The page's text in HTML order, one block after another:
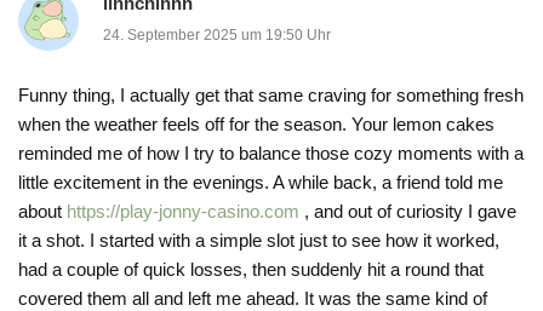
24. September 2025 um 19:50 Uhr
Funny thing, I actually get that same craving for something fresh
when the weather feels off for the season. Your lemon cakes
reminded me of how I try to balance those cozy moments with a
little excitement in the evenings. A while back, a friend told me
about https://play-jonny-casino.com , and out of curiosity I gave
it a shot. I started with a simple slot just to see how it worked,
had a couple of quick losses, then suddenly hit a round that
covered them all and left me ahead. It was the same kind of